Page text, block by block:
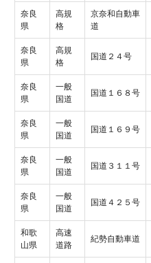
奈良
県
高規
格
京奈和自動車
道
奈良
県
高規
格
国道２４号
奈良
県
一般
国道
国道１６８号
奈良
県
一般
国道
国道１６９号
奈良
県
一般
国道
国道３１１号
奈良
県
一般
国道
国道４２５号
和歌
山県
高速
道路
紀勢自動車道